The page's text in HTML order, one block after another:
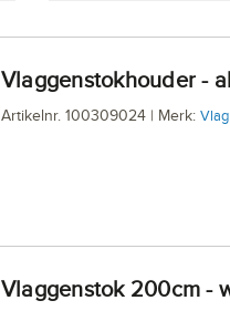
Vlaggenstokhouder -
Artikelnr. 100309024 | Merk: Vlag
Vlaggenstok 200cm